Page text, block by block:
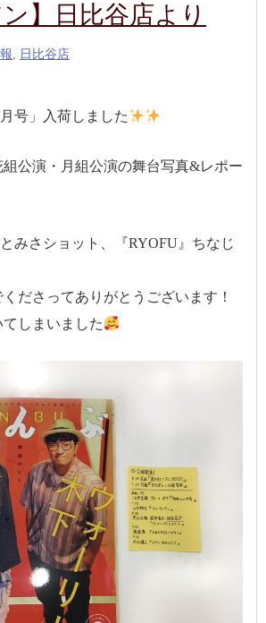
ン】日比谷店より
, 日比谷店
月号」入荷しました
公演・月組公演の舞台写真&レポー
とみさショット、『RYOFU』ちなじ
ださってありがとうございます！
しまいました